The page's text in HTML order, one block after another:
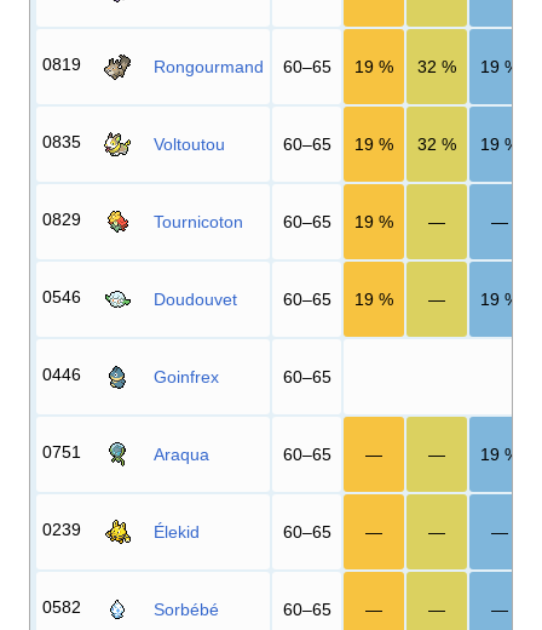
0819 Rongourmand 60–65 19 % 32 % 19 %
0835 Voltoutou 60–65 19 % 32 % 19 %
0829 Tournicoton 60–65 19 % — —
0546 Doudouvet 60–65 19 % — 19 %
0446 Goinfrex 60–65
0751 Araqua 60–65 — — 19 %
0239 Élekid 60–65 — — —
0582 Sorbébé 60–65 — — —